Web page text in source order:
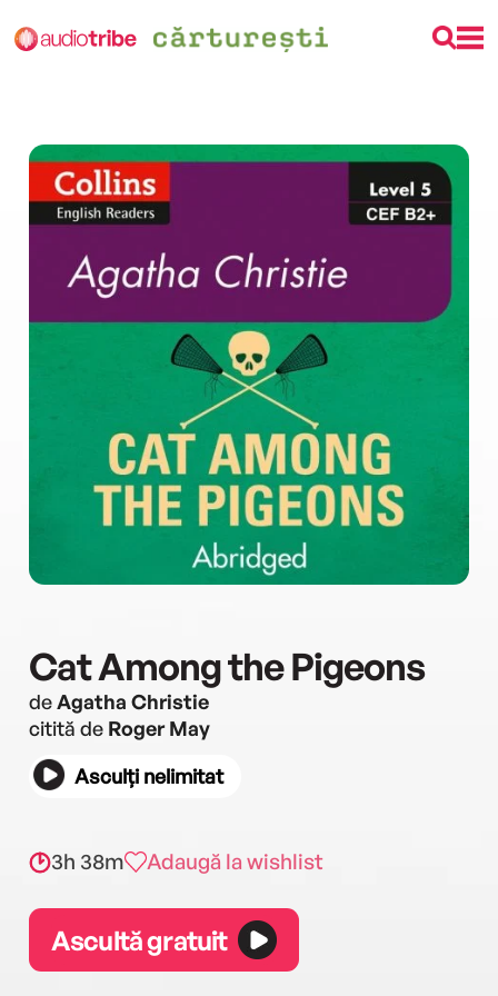
Cat Among the Pigeons
deAgatha Christie
citită de Roger May
Asculți nelimitat
3h 38m Adaugă la wishlist
Ascultă gratuit